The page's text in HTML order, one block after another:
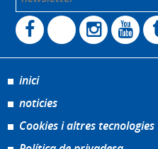
inici
noticies
Cookies i altres tecnologies